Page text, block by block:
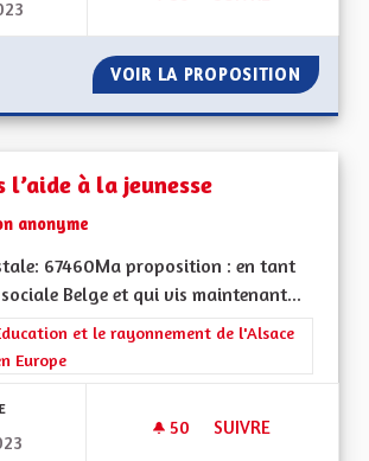
VOIR LA PROPOSITION
l’aide à la jeunesse
anonyme
67460Ma proposition : en tant
Belge et qui vis maintenant...
de la catégorie : La Culture, l'Education et
et le rayonnement de l'Alsace
Europe
50 50 ABONNÉS
SUIVRE